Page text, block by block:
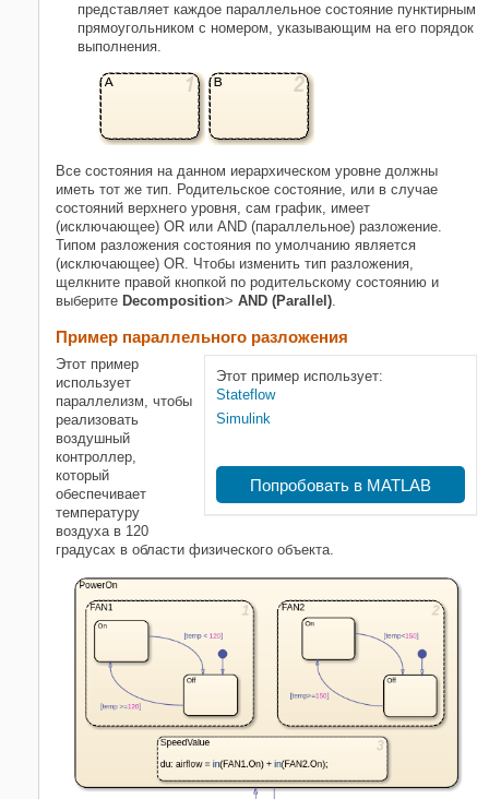
представляет каждое параллельное состояние пунктирным
прямоугольником с номером, указывающим на его порядок
выполнения.
Все состояния на данном иерархическом уровне должны
иметь тот же тип. Родительское состояние, или в случае
состояний верхнего уровня, сам график, имеет
(исключающее) OR или AND (параллельное) разложение.
Типом разложения состояния по умолчанию является
(исключающее) OR. Чтобы изменить тип разложения,
щелкните правой кнопкой по родительскому состоянию и
выберите Decomposition> AND (Parallel).
Пример параллельного разложения
Этот пример использует:
Stateflow
Simulink
Попробовать в MATLAB
Этот пример
использует
параллелизм, чтобы
реализовать
воздушный
контроллер,
который
обеспечивает
температуру
воздуха в 120
градусах в области физического объекта.